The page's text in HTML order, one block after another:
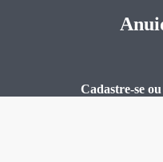
Cadastre-se